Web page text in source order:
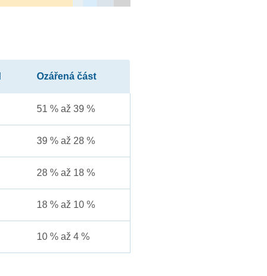
Ozářená část
51 % až 39 %
39 % až 28 %
28 % až 18 %
18 % až 10 %
10 % až 4 %